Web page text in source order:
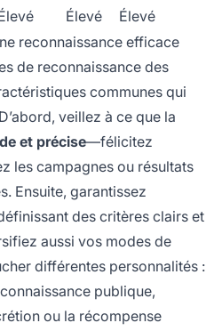
Élevé
Élevé
reconnaissance efficace
de reconnaissance des
communes qui
veillez à ce que la
et précise—félicitez
les campagnes ou résultats
Ensuite, garantissez
des critères clairs et
aussi vos modes de
différentes personnalités :
publique,
ou la récompense